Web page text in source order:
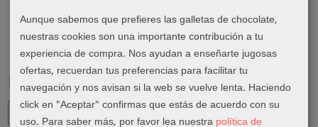
Marcas
Aunque sabemos que prefieres las galletas de chocolate,
nuestras cookies son una importante contribución a tu
experiencia de compra. Nos ayudan a enseñarte jugosas
ofertas, recuerdan tus preferencias para facilitar tu
navegación y nos avisan si la web se vuelve lenta. Haciendo
click en "Aceptar" confirmas que estás de acuerdo con su
uso. Para saber más, por favor lea nuestra política de